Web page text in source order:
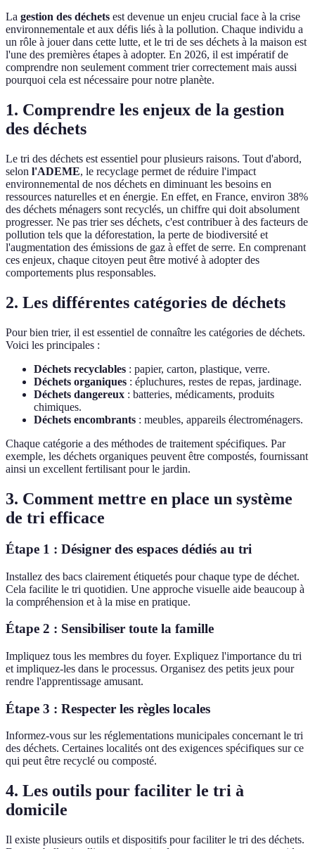
La gestion des déchets est devenue un enjeu crucial face à la crise
environnementale et aux défis liés à la pollution. Chaque individu a
un rôle à jouer dans cette lutte, et le tri de ses déchets à la maison est
l'une des premières étapes à adopter. En 2026, il est impératif de
comprendre non seulement comment trier correctement mais aussi
pourquoi cela est nécessaire pour notre planète.
1. Comprendre les enjeux de la gestion
des déchets
Le tri des déchets est essentiel pour plusieurs raisons. Tout d'abord,
selon l'ADEME, le recyclage permet de réduire l'impact
environnemental de nos déchets en diminuant les besoins en
ressources naturelles et en énergie. En effet, en France, environ 38%
des déchets ménagers sont recyclés, un chiffre qui doit absolument
progresser. Ne pas trier ses déchets, c'est contribuer à des facteurs de
pollution tels que la déforestation, la perte de biodiversité et
l'augmentation des émissions de gaz à effet de serre. En comprenant
ces enjeux, chaque citoyen peut être motivé à adopter des
comportements plus responsables.
2. Les différentes catégories de déchets
Pour bien trier, il est essentiel de connaître les catégories de déchets.
Voici les principales :
Déchets recyclables : papier, carton, plastique, verre.
Déchets organiques : épluchures, restes de repas, jardinage.
Déchets dangereux : batteries, médicaments, produits
chimiques.
Déchets encombrants : meubles, appareils électroménagers.
Chaque catégorie a des méthodes de traitement spécifiques. Par
exemple, les déchets organiques peuvent être compostés, fournissant
ainsi un excellent fertilisant pour le jardin.
3. Comment mettre en place un système
de tri efficace
Étape 1 : Désigner des espaces dédiés au tri
Installez des bacs clairement étiquetés pour chaque type de déchet.
Cela facilite le tri quotidien. Une approche visuelle aide beaucoup à
la compréhension et à la mise en pratique.
Étape 2 : Sensibiliser toute la famille
Impliquez tous les membres du foyer. Expliquez l'importance du tri
et impliquez-les dans le processus. Organisez des petits jeux pour
rendre l'apprentissage amusant.
Étape 3 : Respecter les règles locales
Informez-vous sur les réglementations municipales concernant le tri
des déchets. Certaines localités ont des exigences spécifiques sur ce
qui peut être recyclé ou composté.
4. Les outils pour faciliter le tri à
domicile
Il existe plusieurs outils et dispositifs pour faciliter le tri des déchets.